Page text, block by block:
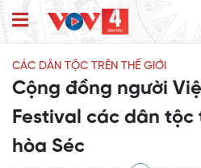
CÁC DÂN TỘC TRÊN THẾ GIỚI
Cộng đồng người
Festival các dân tộc
hòa Séc